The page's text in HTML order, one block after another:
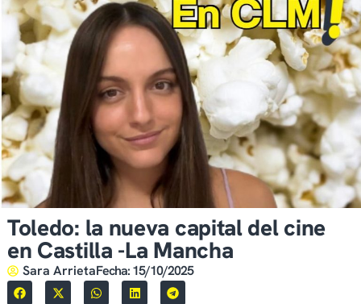
Toledo: la nueva capital del cine
en Castilla -La Mancha
Sara ArrietaFecha:15/10/2025